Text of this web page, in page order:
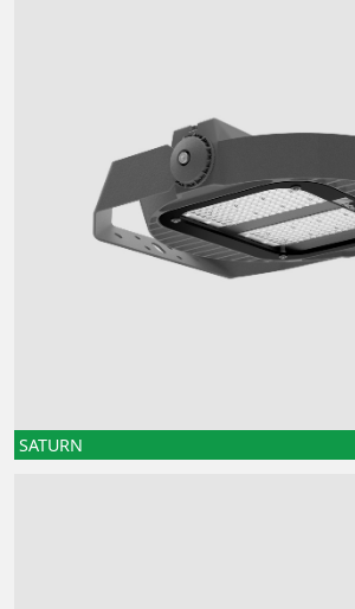
SATURN